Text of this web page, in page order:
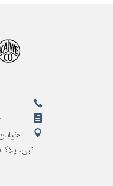
نبی، پلاک ۱۹ ، طبقه ۲، واحد ۴